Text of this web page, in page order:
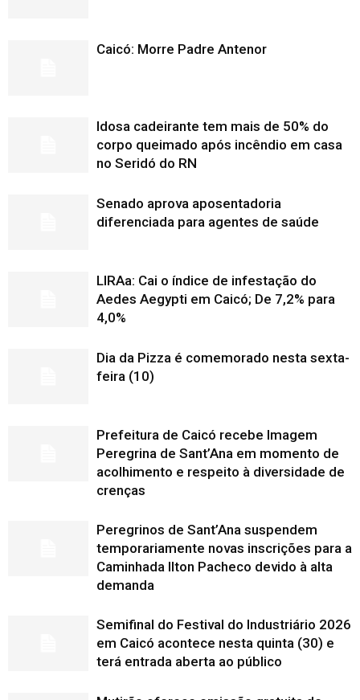
Caicó: Morre Padre Antenor
Idosa cadeirante tem mais de 50% do
corpo queimado após incêndio em casa
no Seridó do RN
Senado aprova aposentadoria
diferenciada para agentes de saúde
LIRAa: Cai o índice de infestação do
Aedes Aegypti em Caicó; De 7,2% para
4,0%
Dia da Pizza é comemorado nesta sexta-
feira (10)
Prefeitura de Caicó recebe Imagem
Peregrina de Sant’Ana em momento de
acolhimento e respeito à diversidade de
crenças
Peregrinos de Sant’Ana suspendem
temporariamente novas inscrições para a
Caminhada Ilton Pacheco devido à alta
demanda
Semifinal do Festival do Industriário 2026
em Caicó acontece nesta quinta (30) e
terá entrada aberta ao público